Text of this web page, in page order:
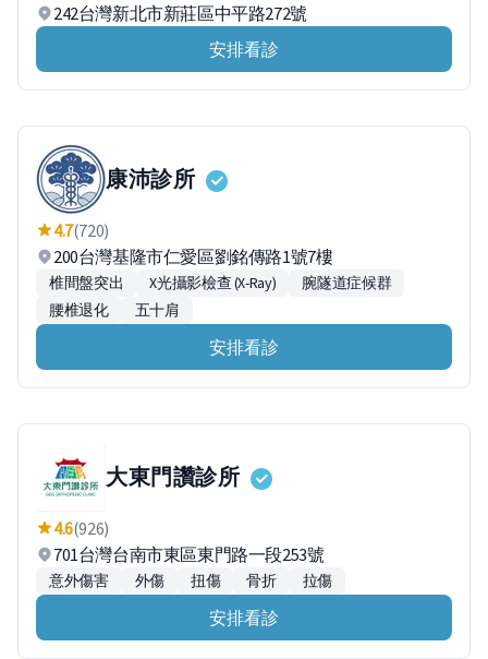
242台灣新北市新莊區中平路272號
安排看診
康沛診所
4.7(720)
200台灣基隆市仁愛區劉銘傳路1號7樓
椎間盤突出 X光攝影檢查 (X-Ray)
腕隧道症候群
腰椎退化
五十肩
安排看診
大東門讚診所
4.6(926)
701台灣台南市東區東門路一段253號
意外傷害 外傷 扭傷 骨折 拉傷
安排看診